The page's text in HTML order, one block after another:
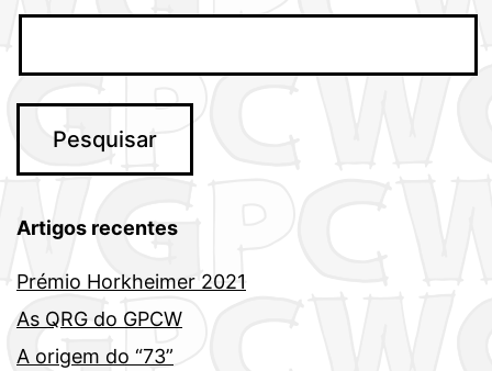
Artigos recentes
Prémio Horkheimer 2021
As QRG do GPCW
A origem do “73”